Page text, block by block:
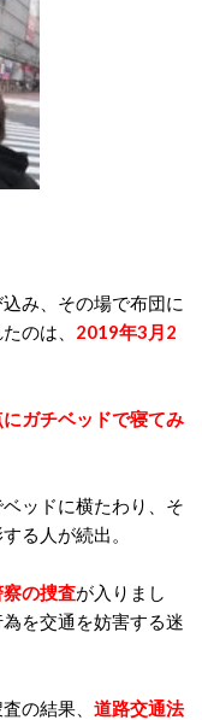
み、その場で布団に
のは、 2019年3月2
ガチベッドで寝てみ
ッドに横たわり、そ
る人が続出。
の捜査が入りまし
を交通を妨害する迷
の結果、 道路交通法